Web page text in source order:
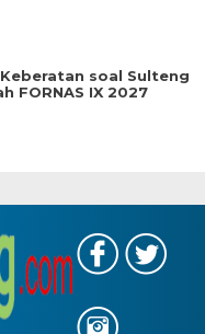
soal Sulteng
FORNAS IX 2027